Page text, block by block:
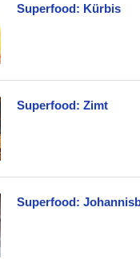
Superfood: Kürbis
Superfood: Zimt
Superfood: